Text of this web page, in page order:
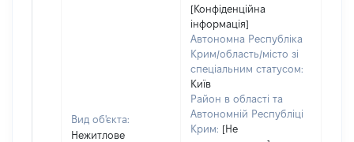
Вид об'єкта:
Нежитлове
[Конфіденційна
інформація]
Автономна Республіка
Крим/область/місто зі
спеціальним статусом:
Київ
Район в області та
Автономній Республіці
Крим: [Не